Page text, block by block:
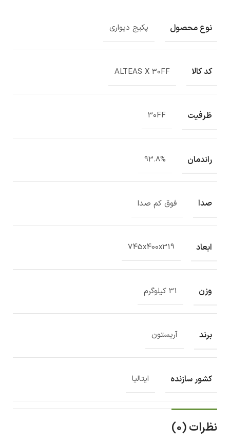
نوع محصول پکیج دیواری
کد کالا ALTEAS X 30FF
ظرفیت 30FF
راندمان 93.8%
صدا فوق کم صدا
ابعاد 745x400x319
وزن 31 کیلوگرم
برند آریستون
کشور سازنده ایتالیا
نظرات (0)